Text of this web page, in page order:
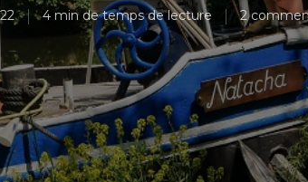
4 min de temps de lecture 2